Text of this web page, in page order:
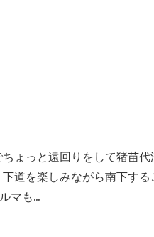
ょっと遠回りをして猪苗
道を楽しみながら南下す
マも...